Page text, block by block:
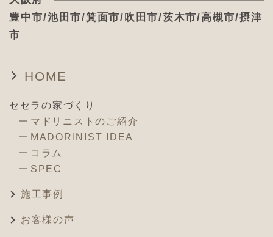
豊中市/池田市/箕面市/吹田市/茨木市/高槻市/摂津
市
HOME
セセラの家づくり
マドリニストのご紹介
MADORINIST IDEA
コラム
SPEC
施工事例
お客様の声